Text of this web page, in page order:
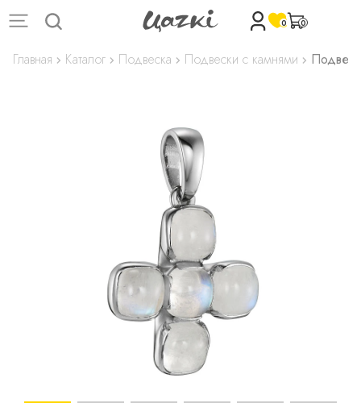
0 0
Главная Каталог Подвеска Подвески с камнями